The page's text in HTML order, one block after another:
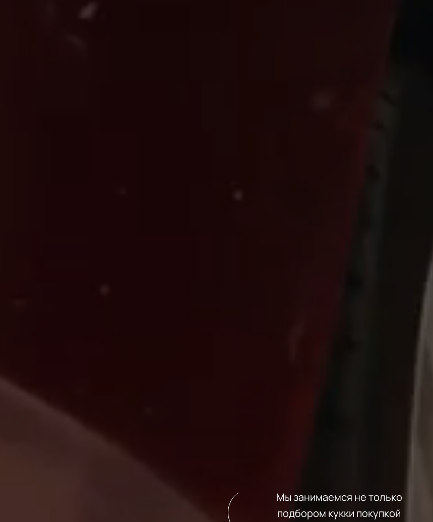
Мы занимаемся не только
подбором кукки покупкой